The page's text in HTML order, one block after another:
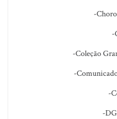
-
-
-Coleção
-
-
-